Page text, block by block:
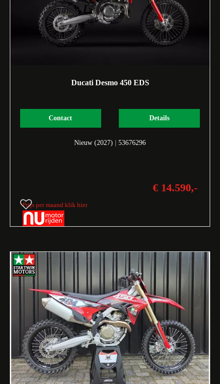
Ducati Desmo 450 EDS
Details
Contact
Nieuw (2027) 53676296
€ 14.590,-
Prijs per maand klik hier